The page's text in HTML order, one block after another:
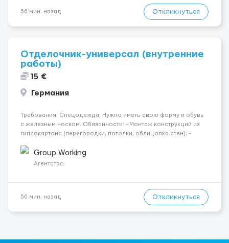
56 мин. назад Откликнуться
Отделочник-универсал (внутренние
работы)
15 €
Германия
Требования: Спецодежда: Нужно иметь свою форму и обувь
с железным носком. Обязанности: - Монтаж конструкций из
гипсокартона (перегородки, потолки, облицовка стен); -
малярных работ (шпатлевка, грунтовка, покраска); -
Штукатурные работы ...
Group Working
Агентство
56 мин. назад Откликнуться